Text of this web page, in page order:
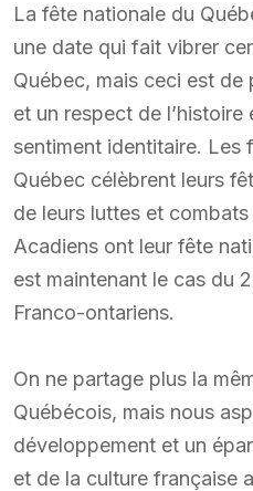
La fête nationale du
une date qui fait vibrer
Québec, mais ceci est
et un respect de l’histoire
sentiment identitaire. Les
Québec célèbrent leurs
de leurs luttes et combats
Acadiens ont leur fête
est maintenant le cas du
Franco-ontariens.
On ne partage plus la
Québécois, mais nous
développement et un
et de la culture française